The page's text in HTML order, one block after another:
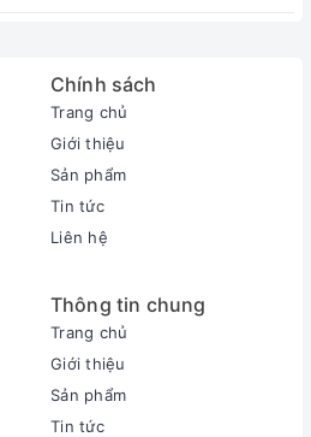
Chính sách
Trang chủ
Giới thiệu
Sản phẩm
Tin tức
Liên hệ
Thông tin chung
Trang chủ
Giới thiệu
Sản phẩm
Tin tức